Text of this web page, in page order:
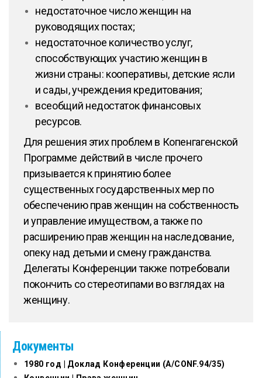
недостаточное число женщин на
руководящих постах;
недостаточное количество услуг,
способствующих участию женщин в
жизни страны: кооперативы, детские ясли
и сады, учреждения кредитования;
всеобщий недостаток финансовых
ресурсов.
Для решения этих проблем в Копенгагенской
Программе действий в числе прочего
призывается к принятию более
существенных государственных мер по
обеспечению прав женщин на собственность
и управление имуществом, а также по
расширению прав женщин на наследование,
опеку над детьми и смену гражданства.
Делегаты Конференции также потребовали
покончить со стереотипами во взглядах на
женщину.
Документы
1980 год | Доклад Конференции (A/CONF.94/35)